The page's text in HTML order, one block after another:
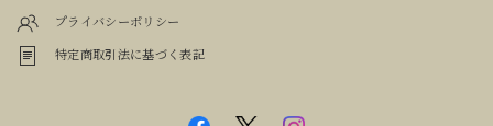
プライバシーポリシー
特定商取引法に基づく表記